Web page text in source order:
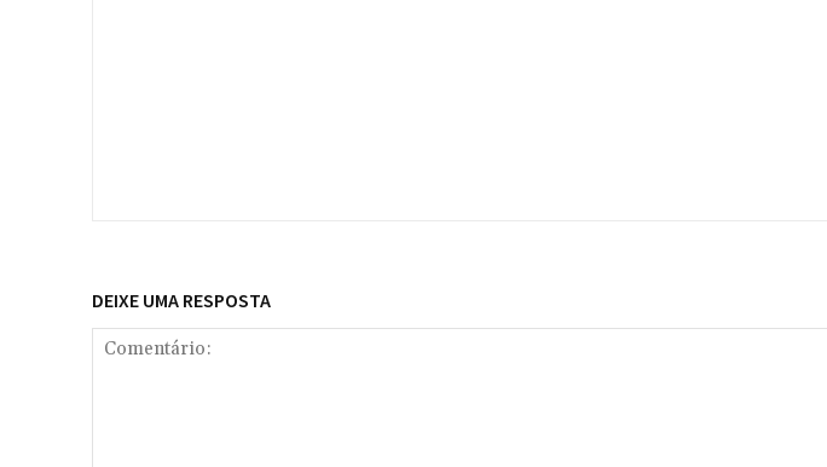
DEIXE UMA RESPOSTA